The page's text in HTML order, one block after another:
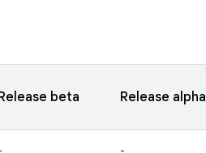
beta Release alpha